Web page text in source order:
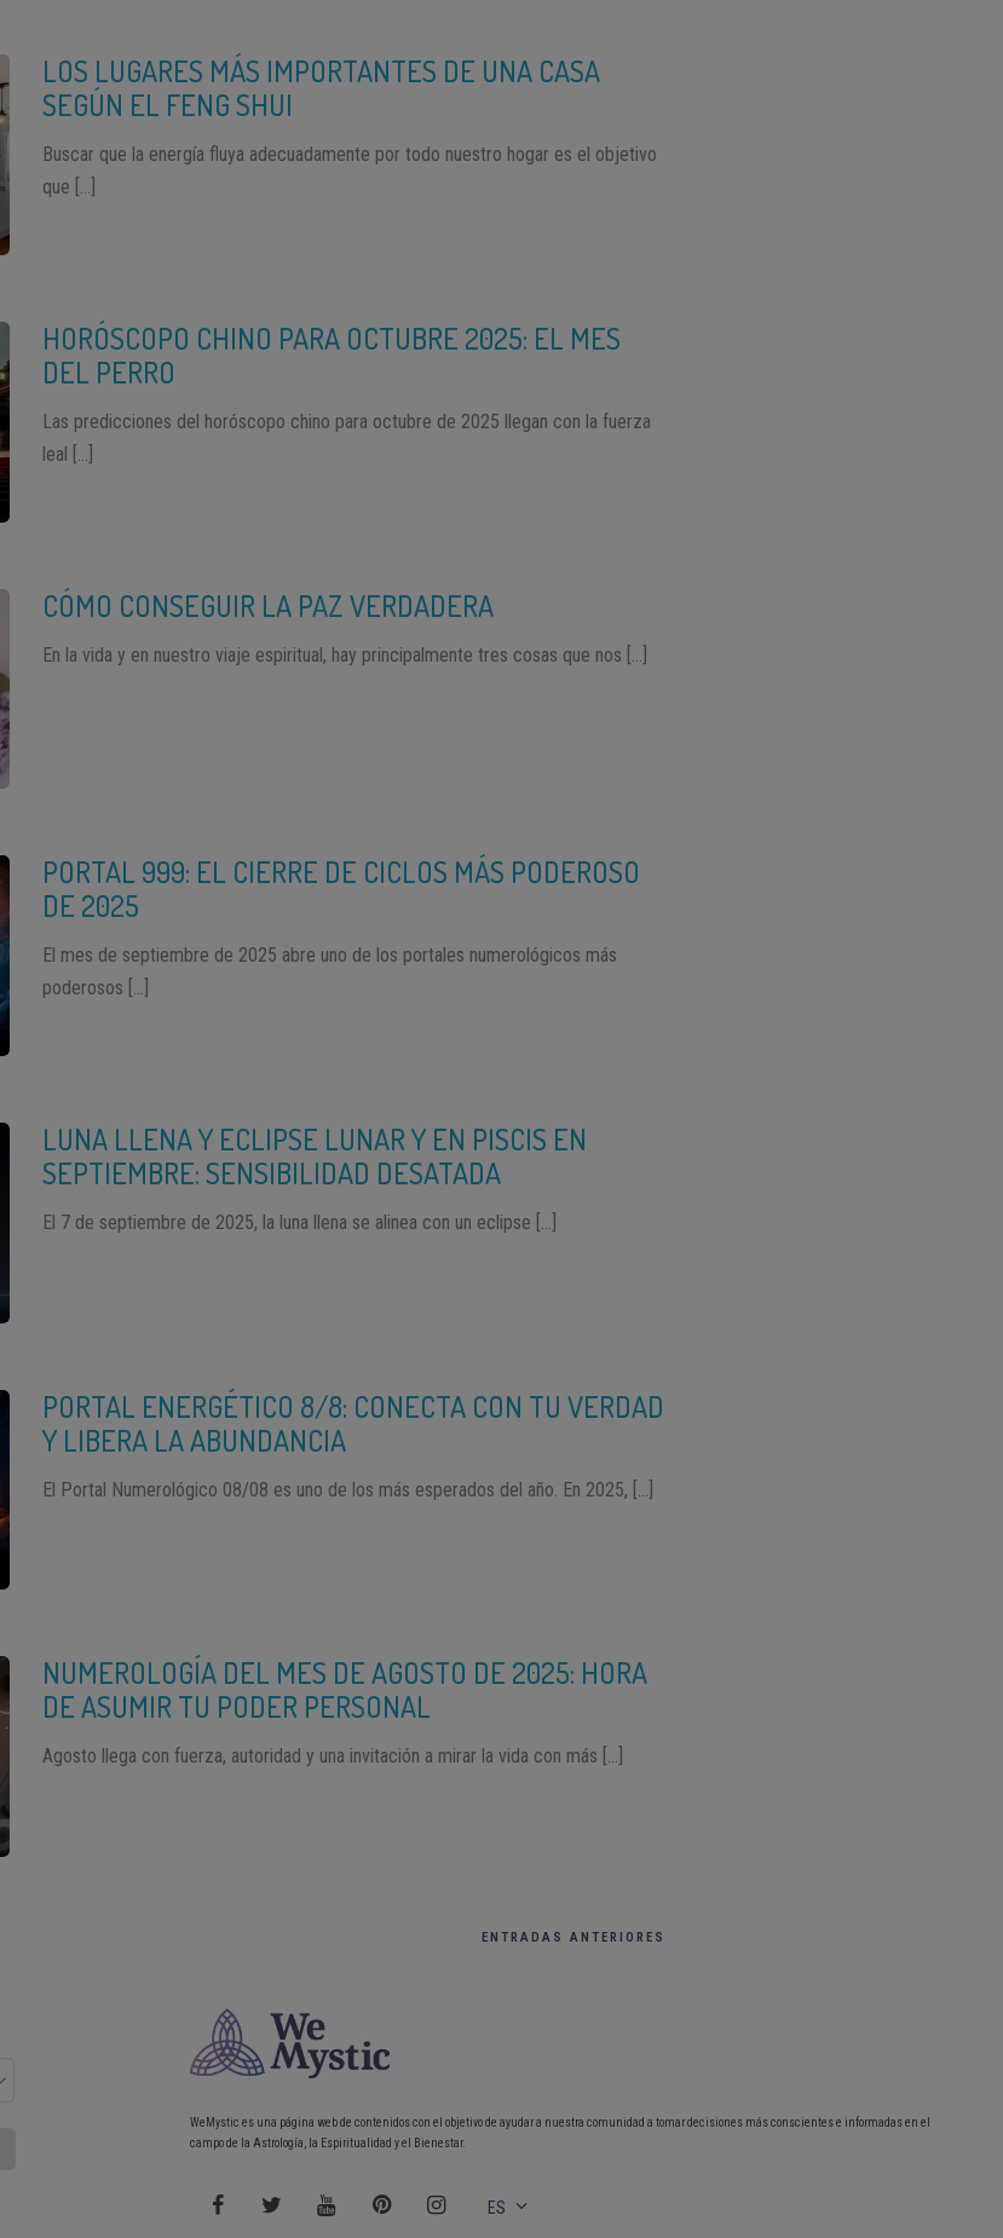
LOS LUGARES MÁS IMPORTANTES DE UNA CASA
SEGÚN EL FENG SHUI
Buscar que la energía fluya adecuadamente por todo nuestro hogar es el objetivo
que […]
HORÓSCOPO CHINO PARA OCTUBRE 2025: EL MES
DEL PERRO
Las predicciones del horóscopo chino para octubre de 2025 llegan con la fuerza
leal […]
CÓMO CONSEGUIR LA PAZ VERDADERA
En la vida y en nuestro viaje espiritual, hay principalmente tres cosas que nos […]
PORTAL 999: EL CIERRE DE CICLOS MÁS PODEROSO
DE 2025
El mes de septiembre de 2025 abre uno de los portales numerológicos más
poderosos […]
LUNA LLENA Y ECLIPSE LUNAR Y EN PISCIS EN
SEPTIEMBRE: SENSIBILIDAD DESATADA
El 7 de septiembre de 2025, la luna llena se alinea con un eclipse […]
PORTAL ENERGÉTICO 8/8: CONECTA CON TU VERDAD
Y LIBERA LA ABUNDANCIA
El Portal Numerológico 08/08 es uno de los más esperados del año. En 2025, […]
NUMEROLOGÍA DEL MES DE AGOSTO DE 2025: HORA
DE ASUMIR TU PODER PERSONAL
Agosto llega con fuerza, autoridad y una invitación a mirar la vida con más […]
ENTRADAS ANTERIORES
WeMystic es una página web de contenidos con el objetivo de ayudar a nuestra comunidad a tomar decisiones más conscientes e informadas en el
campo de la Astrología, la Espiritualidad y el Bienestar.
ES